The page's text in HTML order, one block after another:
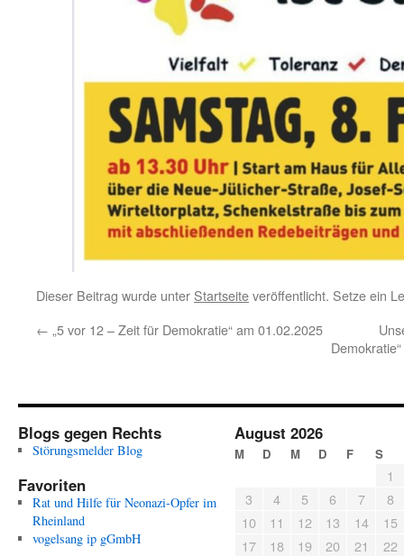
Dieser Beitrag wurde unter Startseiteveröffentlicht. Setze ein
← „5 vor 12 – Zeit für Demokratie“ am 01.02.2025
Blogs gegen Rechts
Störungsmelder Blog
Favoriten
Rat und Hilfe für Neonazi-Opfer im
Rheinland
vogelsang ip gGmbH
August 2026
M D M D F S
1
3
4 5 6 7
8
10
11 12 13 14
15
17
18 19 20 21
22